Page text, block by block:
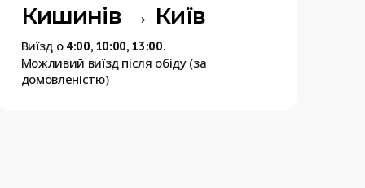
Кишинів → Київ
Виїзд о 4:00, 10:00, 13:00.
Можливий виїзд після обіду (за
домовленістю)